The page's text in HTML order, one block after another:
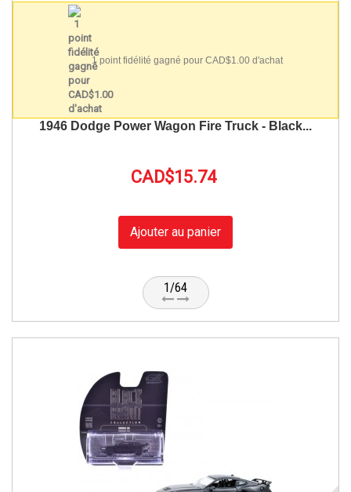
1 point fidélité gagné pour CAD$1.00 d'achat
1946 Dodge Power Wagon Fire Truck - Black...
CAD$15.74
Ajouter au panier
1/64